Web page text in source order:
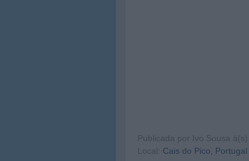
Publicada por Ivo Sousa à(s)
Local: Cais do Pico, Portugal